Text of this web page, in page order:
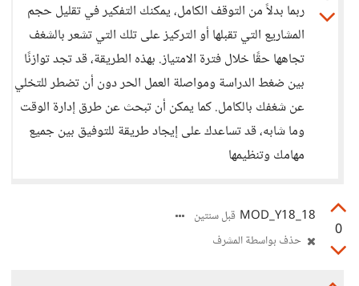
ربما بدلاً من التوقف الكامل، يمكنك التفكير في تقليل حجم
المشاريع التي تقبلها أو التركيز على تلك التي تشعر بالشغف
تجاهها حقًا خلال فترة الامتياز. بهذه الطريقة، قد تجد توازنًا
بين ضغط الدراسة ومواصلة العمل الحر دون أن تضطر للتخلي
عن شغفك بالكامل. كما يمكن أن تبحث عن طرق إدارة الوقت
وما شابه، قد تساعدك على إيجاد طريقة للتوفيق بين جميع
مهامك وتنظيمها
0
18_MOD_Y18
قبل سنتين
حذف بواسطة المشرف